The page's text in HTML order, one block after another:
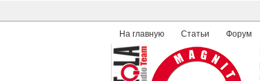
На главную Статьи Форум